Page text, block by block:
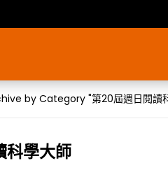
by Category "第20屆週日閱讀
科學大師